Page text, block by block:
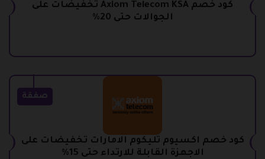
كود خصم Axiom Telecom KSA تخفيضات على
الجوالات حتى 20%
صفقة
كود خصم اكسيوم تليكوم الامارات تخفيضات على
الاجهزة القابلة للارتداء حتى 15%